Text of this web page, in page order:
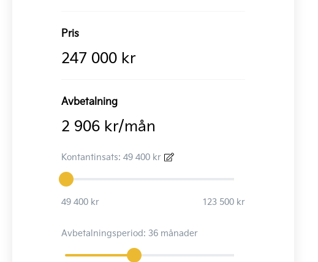
Pris
247 000 kr
Avbetalning
2 906 kr/mån
Kontantinsats: 49 400 kr
49 400 kr 123 500 kr
Avbetalningsperiod: 36 månader